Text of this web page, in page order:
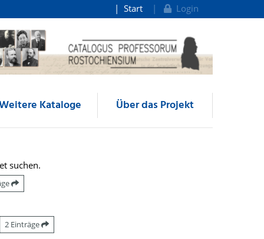
Start Login
Kataloge Über das Projekt
suchen.
2 Einträge